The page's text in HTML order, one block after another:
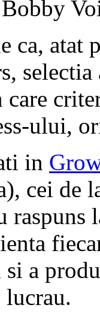
ca, atat
ului,
in
cei de
raspuns
si a